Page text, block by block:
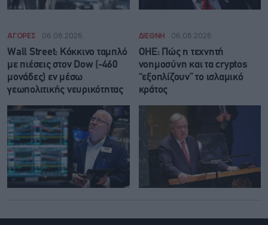
ΑΓΟΡΕΣ 06.08.2026
Wall Street: Κόκκινο ταμπλό
με πιέσεις στον Dow (-460
μονάδες) εν μέσω
γεωπολιτικής νευρικότητας
ΔΙΕΘΝΗ 06.08.2026
ΟΗΕ: Πώς η τεχνητή
νοημοσύνη και τα cryptos
“εξοπλίζουν” το ισλαμικό
κράτος